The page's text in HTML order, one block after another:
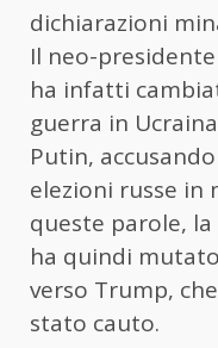
dichiarazioni
Il neo-
ha infatti
guerra in
Putin,
elezioni russe in
queste parole,
ha quindi
verso Trump,
stato cauto.